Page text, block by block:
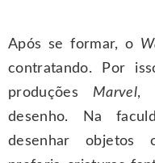
Após se formar, o
contratando. Por
produções Marvel,
desenho. Na
desenhar objetos